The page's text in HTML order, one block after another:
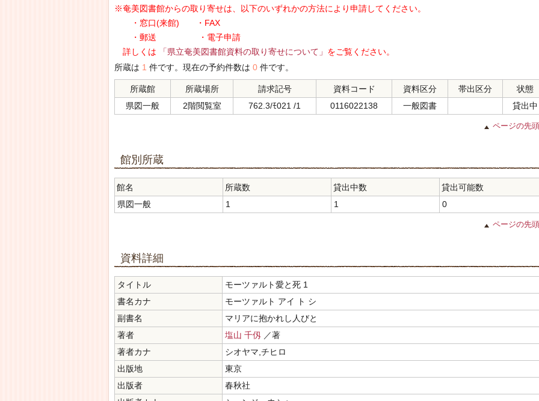
※奄美図書館からの取り寄せは、以下のいずれかの方法により申請してください。
・窓口(来館) ・FAX
・郵送 ・電子申請
詳しくは
「県立奄美図書館資料の取り寄せについて」 をご覧ください。
所蔵は 1 件です。現在の予約件数は 0 件です。
所蔵館 所蔵場所 請求記号 資料コード 資料区分 帯出区分
状態
県図一般
2階閲覧室 762.3/ﾓ021 /1 0116022138 一般図書 貸出中
ページの先
館別所蔵
館名 所蔵数 貸出中数
貸出可能数
県図一般
1 1 0
ページの先
資料詳細
タイトル
モーツァルト愛と死 1
書名カナ
モーツァルト アイ ト シ
副書名
マリアに抱かれし人びと
著者
塩山 千仭 ／著
著者カナ
シオヤマ,チヒロ
出版地
東京
出版者
春秋社